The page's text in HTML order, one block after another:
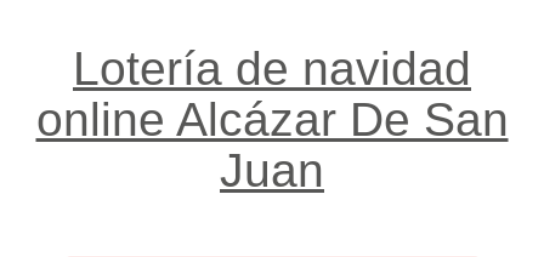
Lotería de navidad
online Alcázar De San
Juan